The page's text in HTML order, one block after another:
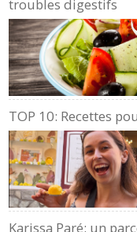
troubles digestifs
TOP 10: Recettes
Karissa Paré: un